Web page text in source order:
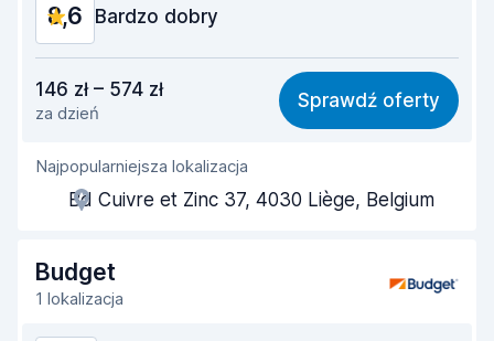
8,6 Bardzo dobry
8,3
Łatwość znalezienia 8,2
Pomocność przedstawiciela
Szybkość odbioru
Szybkość zwrotu
Czystość samochodu
146 zł – 574 zł
za dzień
Sprawdź oferty
Najpopularniejsza lokalizacja
Bd Cuivre et Zinc 37, 4030 Liège, Belgium
Budget
1 lokalizacja